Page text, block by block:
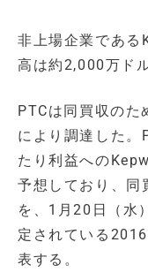
非上場企業である
高は約2,000万ド
PTCは同買収のた
により調達した。
たり利益への
予想しており、同
を、1月20日（水
定されている
表する。